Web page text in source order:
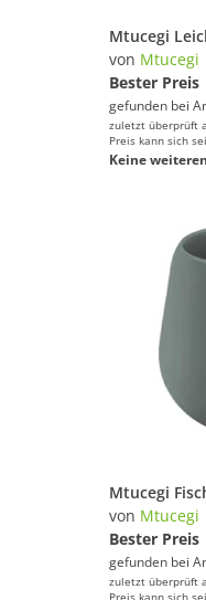
von Mtucegi
Bester Preis
gefunden bei
zuletzt überprüft
Preis kann sich
Keine
von Mtucegi
Bester Preis
gefunden bei
zuletzt überprüft
Preis kann sich